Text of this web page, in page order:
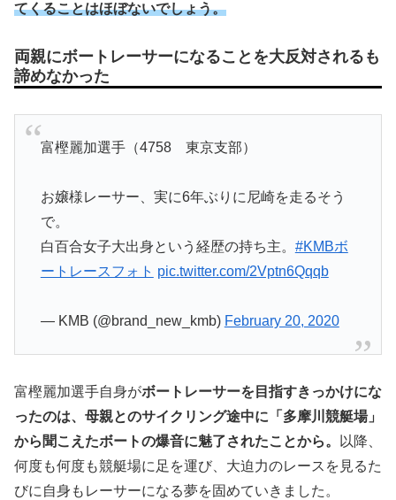
てくることはほぼないでしょう。
両親にボートレーサーになることを大反対されるも
諦めなかった
富樫麗加選手（4758 東京支部）
お嬢様レーサー、実に6年ぶりに尼崎を走るそう
で。
白百合女子大出身という経歴の持ち主。 #KMBボ
ートレースフォト pic.twitter.com/2Vptn6Qqqb
— KMB (@brand_new_kmb) February 20, 2020
富樫麗加選手自身がボートレーサーを目指すきっかけにな
ったのは、母親とのサイクリング途中に「多摩川競艇場」
から聞こえたボートの爆音に魅了されたことから。 以降、
何度も何度も競艇場に足を運び、大迫力のレースを見るた
びに自身もレーサーになる夢を固めていきました。